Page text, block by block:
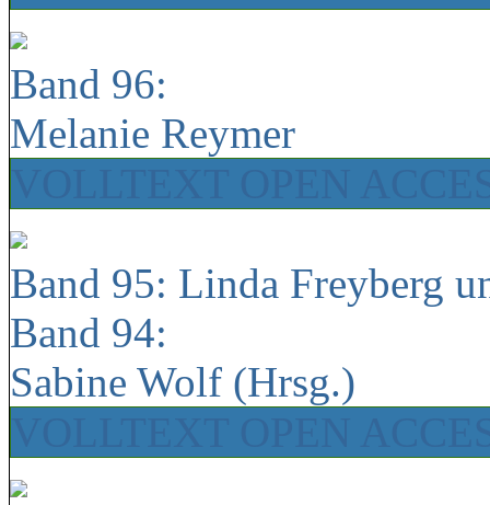
Band 96:
Melanie Reymer
Band 95: Linda Freyberg
Band 94:
Sabine Wolf (Hrsg.)